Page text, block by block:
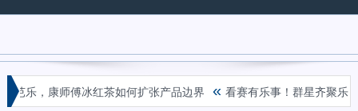
，康师傅冰红茶如何扩张产品边界 « 看赛有乐事！群星齐聚乐事观